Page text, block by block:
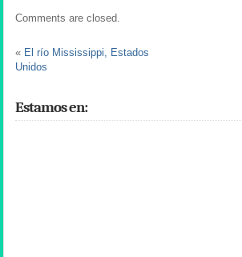
Comments are closed.
« El río Mississippi, Estados
Unidos
Estamos en: